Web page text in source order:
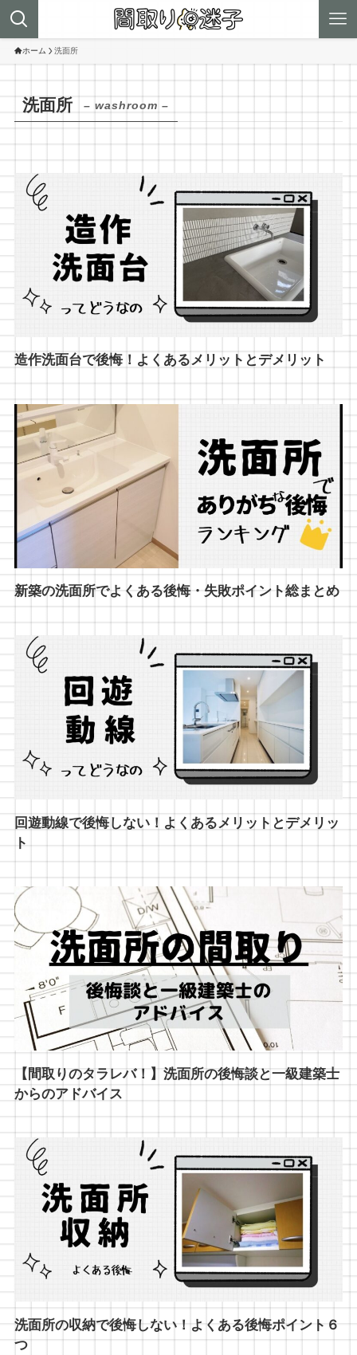
ホーム 洗面所
洗面所 – washroom –
造作洗面台で後悔！よくあるメリットとデメリット
新築の洗面所でよくある後悔・失敗ポイント総まとめ
回遊動線で後悔しない！よくあるメリットとデメリッ
ト
【間取りのタラレバ！】洗面所の後悔談と一級建築士
からのアドバイス
洗面所の収納で後悔しない！よくある後悔ポイント６
つ